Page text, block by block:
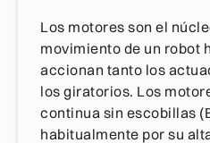
Los motores son el
movimiento de un robot
accionan tanto los
los giratorios. Los
continua sin escobillas
habitualmente por su